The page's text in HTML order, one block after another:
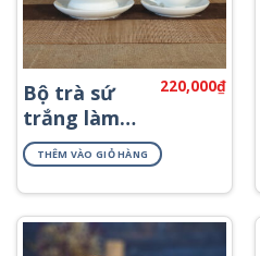
Bộ trà sứ
trắng làm
quà tặng in
logo AT-21
220,000₫
THÊM VÀO GIỎ HÀNG